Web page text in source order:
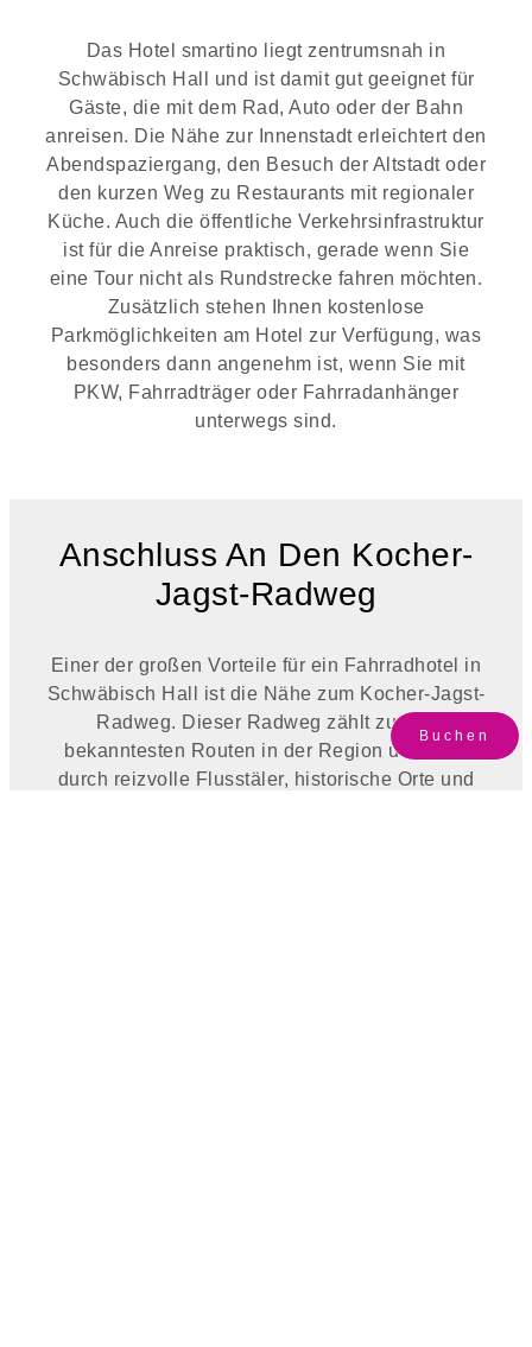
Buchen
Das Hotel smartino liegt zentrumsnah in
Schwäbisch Hall und ist damit gut geeignet für
Gäste, die mit dem Rad, Auto oder der Bahn
anreisen. Die Nähe zur Innenstadt erleichtert den
Abendspaziergang, den Besuch der Altstadt oder
den kurzen Weg zu Restaurants mit regionaler
Küche. Auch die öffentliche Verkehrsinfrastruktur
ist für die Anreise praktisch, gerade wenn Sie
eine Tour nicht als Rundstrecke fahren möchten.
Zusätzlich stehen Ihnen kostenlose
Parkmöglichkeiten am Hotel zur Verfügung, was
besonders dann angenehm ist, wenn Sie mit
PKW, Fahrradträger oder Fahrradanhänger
unterwegs sind.
Anschluss An Den Kocher-
Jagst-Radweg
Einer der großen Vorteile für ein Fahrradhotel in
Schwäbisch Hall ist die Nähe zum Kocher-Jagst-
Radweg. Dieser Radweg zählt zu den
bekanntesten Routen in der Region und führt
durch reizvolle Flusstäler, historische Orte und